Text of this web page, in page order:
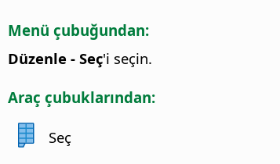
Menü çubuğundan:
Düzenle - Seç'i seçin.
Araç çubuklarından:
Seç